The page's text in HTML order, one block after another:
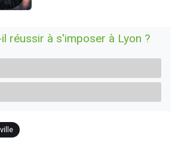
réussir à s'imposer à Lyon ?